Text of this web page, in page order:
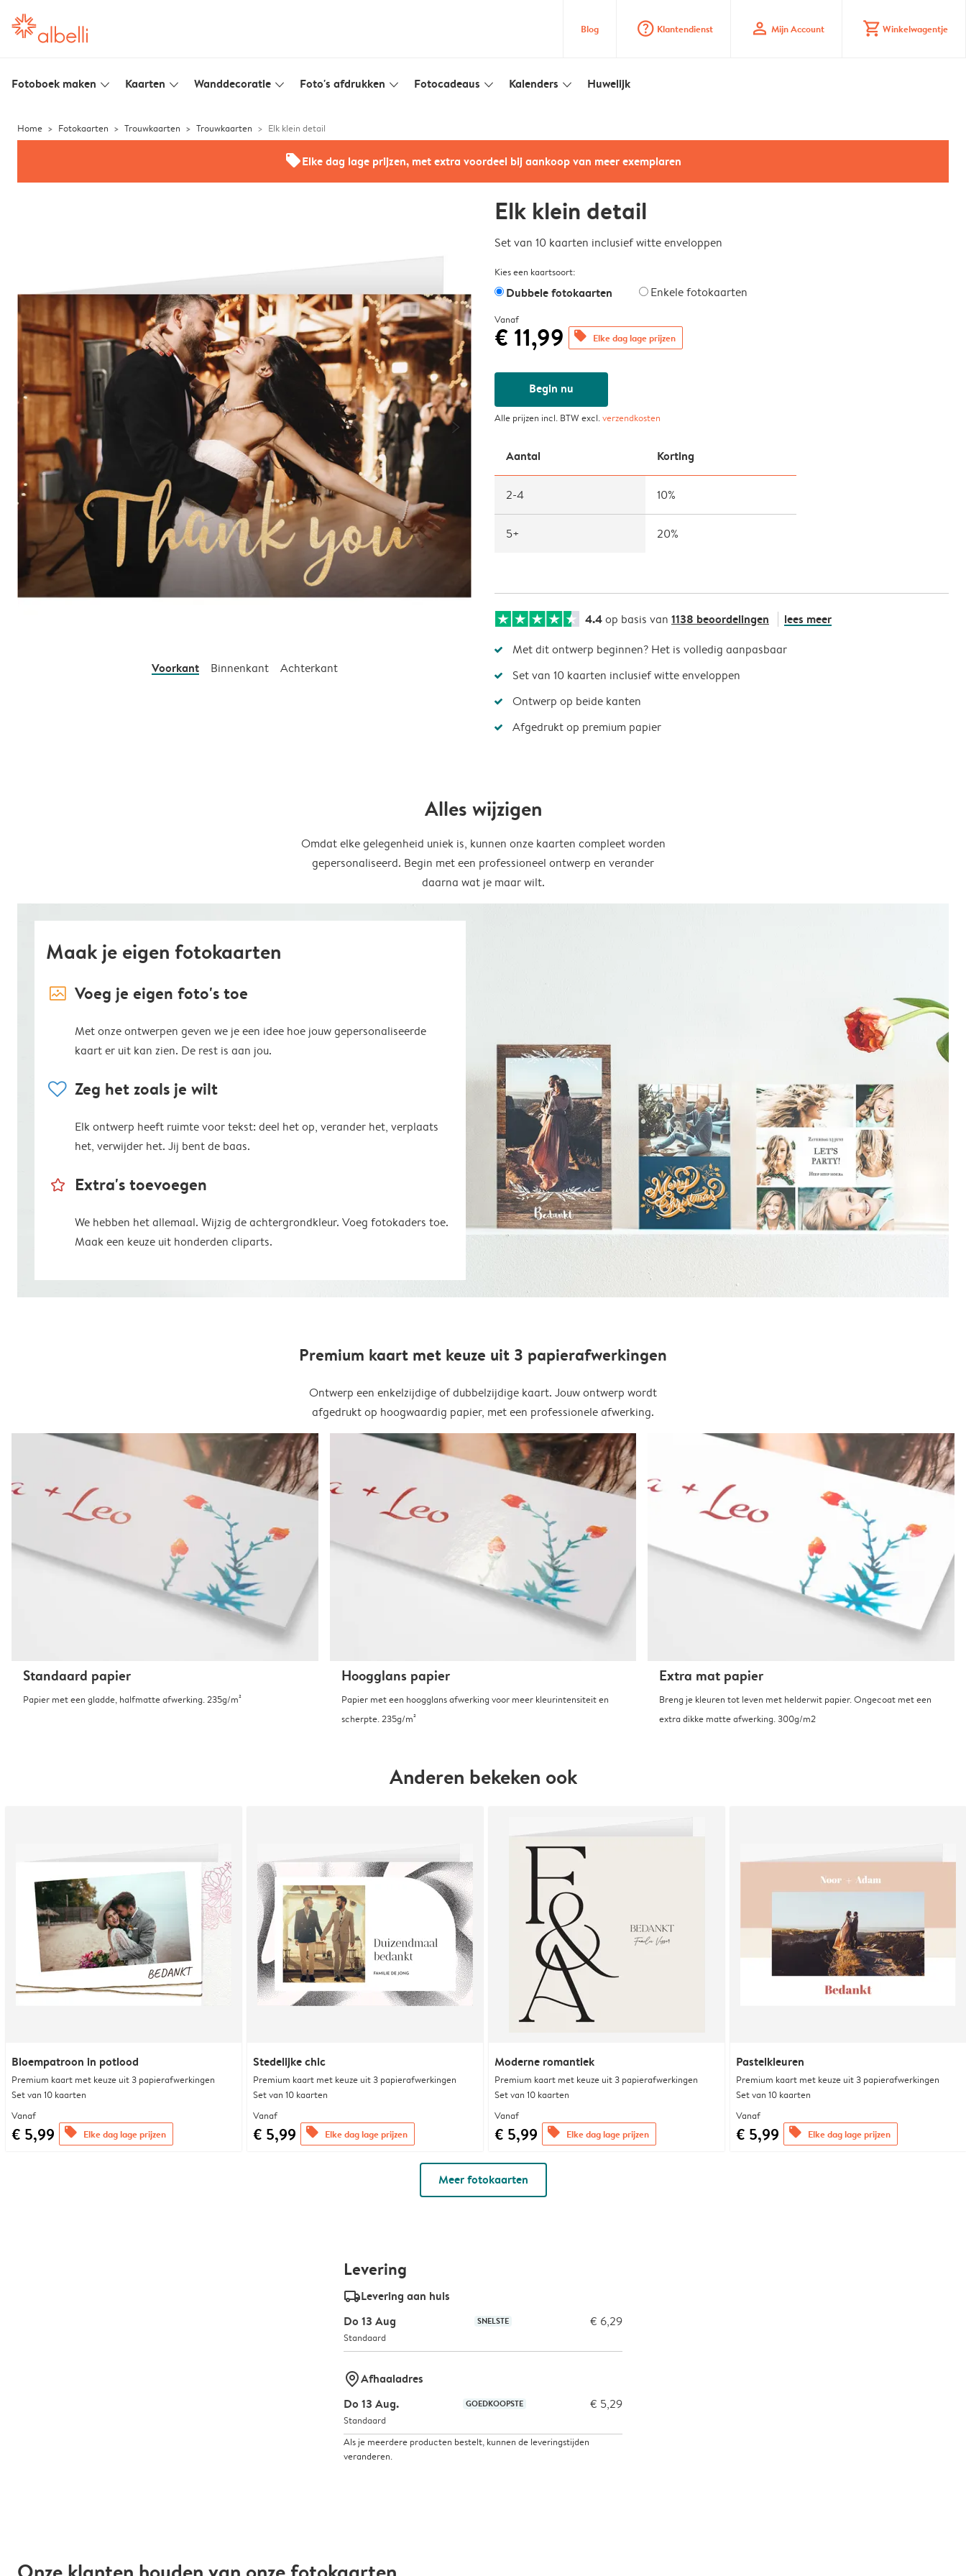
Blog question_mark_circle Klantendienst profile Mijn Account shopping_cart Winkelwagentje
Fotoboek maken slim_arrow_down Kaarten slim_arrow_down Wanddecoratie slim_arrow_down Foto's afdrukken slim_arrow_down Fotocadeaus slim_arrow_down Kalenders slim_arrow_down Huwelijk
Home Fotokaarten Trouwkaarten Trouwkaarten Elk klein detail
offersElke dag lage prijzen, met extra voordeel bij aankoop van meer exemplaren
Voorkant Binnenkant Achterkant
Elk klein detail
Set van 10 kaarten inclusief witte enveloppen
Kies een kaartsoort:
Dubbele fotokaarten Enkele fotokaarten
Vanaf
€ 11,99 offers Elke dag lage prijzen
Begin nu
Alle prijzen incl. BTW excl.verzendkosten
Aantal Korting
2-4 10%
5+ 20%
4.4op basis van 1138 beoordelingen lees meer
Met dit ontwerp beginnen? Het is volledig aanpasbaar
Set van 10 kaarten inclusief witte enveloppen
Ontwerp op beide kanten
Afgedrukt op premium papier
Alles wijzigen
Omdat elke gelegenheid uniek is, kunnen onze kaarten compleet worden
gepersonaliseerd. Begin met een professioneel ontwerp en verander
daarna wat je maar wilt.
Maak je eigen fotokaarten
image_placeholder Voeg je eigen foto's toe
Met onze ontwerpen geven we je een idee hoe jouw gepersonaliseerde
kaart er uit kan zien. De rest is aan jou.
heart Zeg het zoals je wilt
Elk ontwerp heeft ruimte voor tekst: deel het op, verander het, verplaats
het, verwijder het. Jij bent de baas.
star_outline Extra's toevoegen
We hebben het allemaal. Wijzig de achtergrondkleur. Voeg fotokaders toe.
Maak een keuze uit honderden cliparts.
Premium kaart met keuze uit 3 papierafwerkingen
Ontwerp een enkelzijdige of dubbelzijdige kaart. Jouw ontwerp wordt
afgedrukt op hoogwaardig papier, met een professionele afwerking.
Standaard papier
Papier met een gladde, halfmatte afwerking. 235g/m²
Hoogglans papier
Papier met een hoogglans afwerking voor meer kleurintensiteit en
scherpte. 235g/m²
Extra mat papier
Breng je kleuren tot leven met helderwit papier. Ongecoat met een
extra dikke matte afwerking. 300g/m2
Anderen bekeken ook
Bloempatroon in potlood
Premium kaart met keuze uit 3 papierafwerkingen
Set van 10 kaarten
Vanaf
€ 5,99 offers Elke dag lage prijzen
Stedelijke chic
Premium kaart met keuze uit 3 papierafwerkingen
Set van 10 kaarten
Vanaf
€ 5,99 offers Elke dag lage prijzen
Moderne romantiek
Premium kaart met keuze uit 3 papierafwerkingen
Set van 10 kaarten
Vanaf
€ 5,99 offers Elke dag lage prijzen
Pastelkleuren
Premium kaart met keuze uit 3 papierafwerkingen
Set van 10 kaarten
Vanaf
€ 5,99 offers Elke dag lage prijzen
Meer fotokaarten
Levering
delivery_standard_v2Levering aan huis
Do 13 Aug
SNELSTE € 6,29
Standaard
marker-pinAfhaaladres
Do 13 Aug.
GOEDKOOPSTE € 5,29
Standaard
Als je meerdere producten bestelt, kunnen de leveringstijden
veranderen.